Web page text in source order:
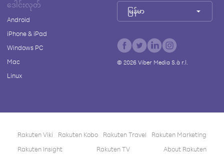
ဒေါင်းလုတ်
Android
iPhone & iPad
Windows PC
Mac
Linux
မြန်မာ
© 2026Viber Media S.à r.l.
Rakuten Viki Rakuten Kobo Rakuten Travel
Rakuten Marketing
Rakuten Insight
Rakuten TV About Rakuten